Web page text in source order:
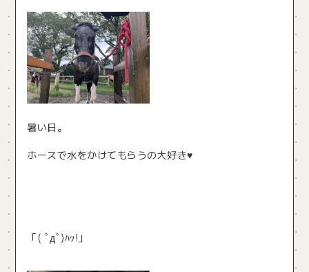
暑い日。
ホースで水をかけてもらうの大好き♥
「( ﾟдﾟ)ﾊｯ!」